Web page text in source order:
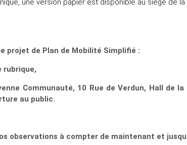
une version papier est disponible au siège de
projet de Plan de Mobilité Simplifié :
rubrique,
Communauté, 10 Rue de Verdun, Hall de
au public.
observations à compter de maintenant et